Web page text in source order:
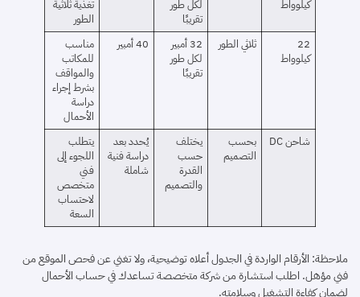
كيلوواط
لكل طور
تقريبًا
تغذية ثلاثية
الطور
22
كيلوواط
ثلاثي الطور
32 أمبير
لكل طور
تقريبًا
40 أمبير
مناسب
للمكاتب
والمواقف
بشرط إجراء
دراسة
الأحمال
شاحن DC
بحسب
التصميم
يختلف
حسب
القدرة
والتصميم
يُحدد بعد
دراسة فنية
شاملة
يتطلب
اللجوء إلى
فني
متخصص
لاحتساب
السعة
ملاحظة: الأرقام الواردة في الجدول أعلاه توضيحية، ولا تغني عن فحص الموقع من
فني مؤهل. اطلب استشارة من شركة متخصصة تساعدك في حساب الأحمال
لضمان كفاءة التشغيل وسلامته.